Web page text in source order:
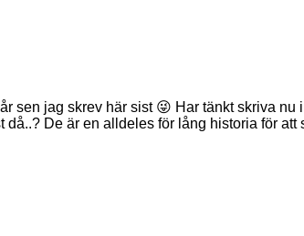
sen jag skrev här sist 😜 Har tänkt skriva nu
då..? De är en alldeles för lång historia för